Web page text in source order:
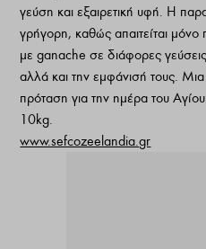
γεύση και εξαιρετική υφή. Η
γρήγορη, καθώς απαιτείται
με ganache σε διάφορες
αλλά και την εμφάνισή τους.
πρόταση για την ημέρα του
10kg.
www.sefcozeelandia.gr